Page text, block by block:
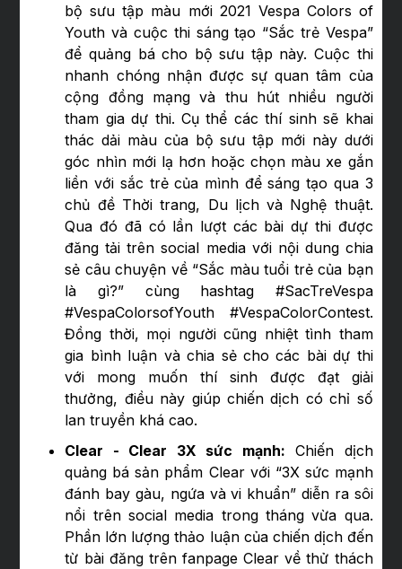
bộ sưu tập màu mới 2021 Vespa Colors of
Youth và cuộc thi sáng tạo “Sắc trẻ Vespa”
để quảng bá cho bộ sưu tập này. Cuộc thi
nhanh chóng nhận được sự quan tâm của
cộng đồng mạng và thu hút nhiều người
tham gia dự thi. Cụ thể các thí sinh sẽ khai
thác dải màu của bộ sưu tập mới này dưới
góc nhìn mới lạ hơn hoặc chọn màu xe gắn
liền với sắc trẻ của mình để sáng tạo qua 3
chủ đề Thời trang, Du lịch và Nghệ thuật.
Qua đó đã có lần lượt các bài dự thi được
đăng tải trên social media với nội dung chia
sẻ câu chuyện về “Sắc màu tuổi trẻ của bạn
là gì?” cùng hashtag #SacTreVespa
#VespaColorsofYouth #VespaColorContest.
Đồng thời, mọi người cũng nhiệt tình tham
gia bình luận và chia sẻ cho các bài dự thi
với mong muốn thí sinh được đạt giải
thưởng, điều này giúp chiến dịch có chỉ số
lan truyền khá cao.
Clear - Clear 3X sức mạnh: Chiến dịch
quảng bá sản phẩm Clear với “3X sức mạnh
đánh bay gàu, ngứa và vi khuẩn” diễn ra sôi
nổi trên social media trong tháng vừa qua.
Phần lớn lượng thảo luận của chiến dịch đến
từ bài đăng trên fanpage Clear về thử thách